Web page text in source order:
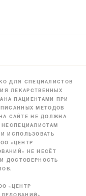
ДЛЯ СПЕЦИАЛИСТОВ
ЛЕКАРСТВЕННЫХ
ПАЦИЕНТАМИ ПРИ
МЕТОДОВ
САЙТЕ НЕ ДОЛЖНА
ИСПОЛЬЗОВАТЬ
«ЦЕНТР
НЕ НЕСЁТ
ДОСТОВЕРНОСТЬ
«ЦЕНТР